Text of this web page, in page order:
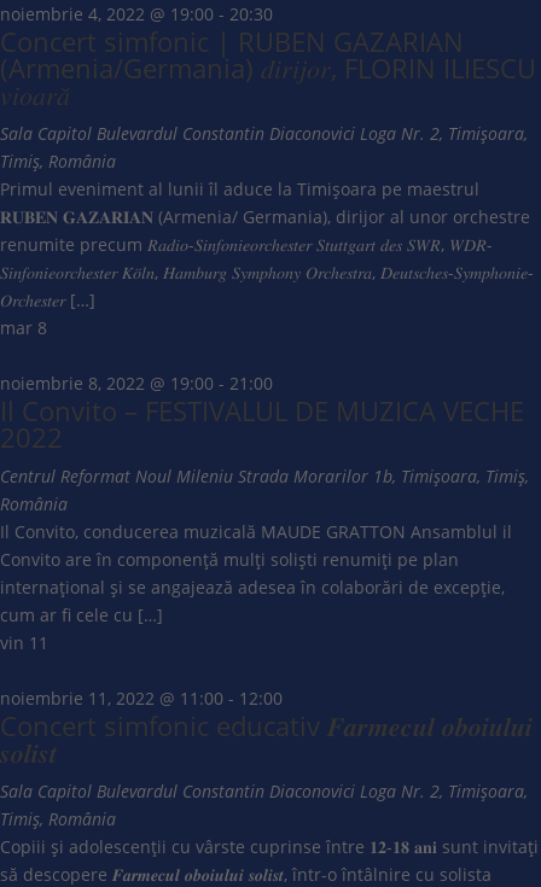
noiembrie 4, 2022 @ 19:00 - 20:30
Concert simfonic | RUBEN GAZARIAN
(Armenia/Germania) 𝑑𝑖𝑟𝑖𝑗𝑜𝑟, FLORIN ILIESCU
𝑣𝑖𝑜𝑎𝑟𝑎̆
Sala Capitol Bulevardul Constantin Diaconovici Loga Nr. 2, Timișoara,
Timiș, România
Primul eveniment al lunii îl aduce la Timișoara pe maestrul
𝐑𝐔𝐁𝐄𝐍 𝐆𝐀𝐙𝐀𝐑𝐈𝐀𝐍 (Armenia/ Germania), dirijor al unor orchestre
renumite precum 𝑅𝑎𝑑𝑖𝑜-𝑆𝑖𝑛𝑓𝑜𝑛𝑖𝑒𝑜𝑟𝑐ℎ𝑒𝑠𝑡𝑒𝑟 𝑆𝑡𝑢𝑡𝑡𝑔𝑎𝑟𝑡 𝑑𝑒𝑠 𝑆𝑊𝑅, 𝑊𝐷𝑅-
𝑆𝑖𝑛𝑓𝑜𝑛𝑖𝑒𝑜𝑟𝑐ℎ𝑒𝑠𝑡𝑒𝑟 𝐾𝑜̈𝑙𝑛, 𝐻𝑎𝑚𝑏𝑢𝑟𝑔 𝑆𝑦𝑚𝑝ℎ𝑜𝑛𝑦 𝑂𝑟𝑐ℎ𝑒𝑠𝑡𝑟𝑎, 𝐷𝑒𝑢𝑡𝑠𝑐ℎ𝑒𝑠-𝑆𝑦𝑚𝑝ℎ𝑜𝑛𝑖𝑒-
𝑂𝑟𝑐ℎ𝑒𝑠𝑡𝑒𝑟 […]
mar 8
noiembrie 8, 2022 @ 19:00 - 21:00
Il Convito – FESTIVALUL DE MUZICA VECHE
2022
Centrul Reformat Noul Mileniu Strada Morarilor 1b, Timișoara, Timiș,
România
Il Convito, conducerea muzicală MAUDE GRATTON Ansamblul il
Convito are în componență mulți soliști renumiți pe plan
internațional și se angajează adesea în colaborări de excepție,
cum ar fi cele cu […]
vin 11
noiembrie 11, 2022 @ 11:00 - 12:00
Concert simfonic educativ 𝑭𝒂𝒓𝒎𝒆𝒄𝒖𝒍 𝒐𝒃𝒐𝒊𝒖𝒍𝒖𝒊
𝒔𝒐𝒍𝒊𝒔𝒕
Sala Capitol Bulevardul Constantin Diaconovici Loga Nr. 2, Timișoara,
Timiș, România
Copiii și adolescenții cu vârste cuprinse între 𝟏𝟐-𝟏𝟖 𝐚𝐧𝐢 sunt invitați
să descopere 𝑭𝒂𝒓𝒎𝒆𝒄𝒖𝒍 𝒐𝒃𝒐𝒊𝒖𝒍𝒖𝒊 𝒔𝒐𝒍𝒊𝒔𝒕, într-o întâlnire cu solista